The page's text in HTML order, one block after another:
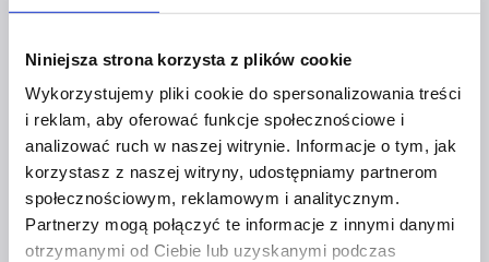
Niniejsza strona korzysta z plików cookie
Wykorzystujemy pliki cookie do spersonalizowania treści
i reklam, aby oferować funkcje społecznościowe i
analizować ruch w naszej witrynie. Informacje o tym, jak
korzystasz z naszej witryny, udostępniamy partnerom
społecznościowym, reklamowym i analitycznym.
Partnerzy mogą połączyć te informacje z innymi danymi
otrzymanymi od Ciebie lub uzyskanymi podczas
NIE MASZ FACEBOOKA –
NIE ŻYJESZ…
PrzezCzerwona Szpilka 28 października 2020
września 2021